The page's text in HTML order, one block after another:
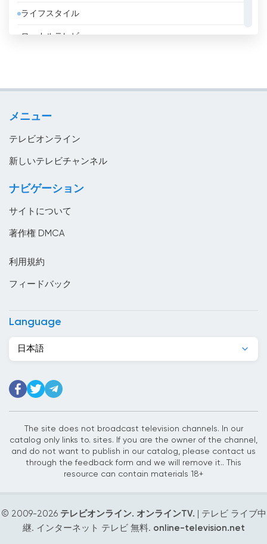
イエメン
エストニア
エチオピア
オマーン
ガーナ
カーボベルデ
カザフスタン
カナダ
ライフスタイル
ローカルテレビ
メニュー
テレビオンライン
新しいテレビチャンネル
ナビゲーション
サイトについて
著作権 DMCA
利用規約
フィードバック
Language
日本語
The site does not broadcast television channels. In our
catalog only links to. sites. If you are the owner of the channel,
and do not want to publish in our catalog, please contact us
through the feedback form and we will remove it.. This
resource can contain materials 18+
© 2009-2026 テレビオンライン. オンラインTV. | テレビ ライブ中
継. インターネット テレビ 無料. online-television.net